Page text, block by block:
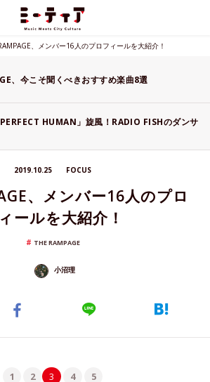
、メンバー16人のプロフィールを大紹介！
、今こそ聞くべきおすすめ楽曲8選
HUMAN」旋風！RADIO FISHのダンサ
2019.10.25 FOCUS
、メンバー16人のプロ
ールを大紹介！
THE RAMPAGE
小沼理
1 2 3 4 5